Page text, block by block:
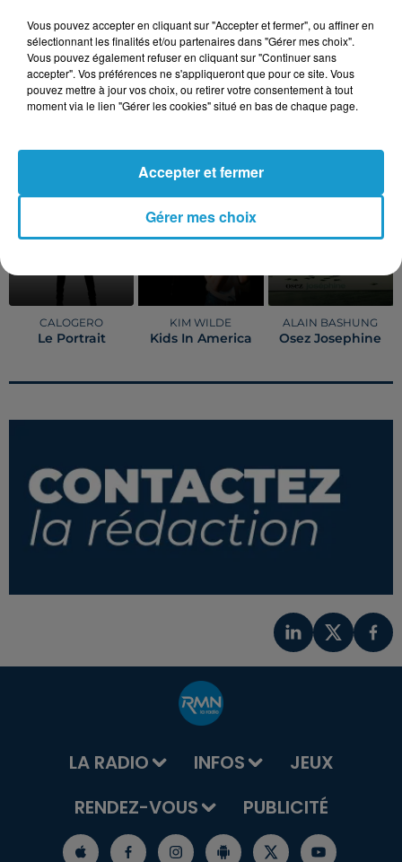
comprendre les raisons de cette attaque brutale.
Publié : 7 février 2025 à 18h43 par Dimitri COUTAND
CALOGERO
Le Portrait
KIM WILDE
Kids In America
ALAIN BASHUNG
Osez Josephine
LA RADIO INFOS
JEUX
RENDEZ-VOUS
PUBLICITÉ
Vous pouvez accepter en cliquant sur "Accepter et fermer", ou affiner en
sélectionnant les finalités et/ou partenaires dans "Gérer mes choix".
Vous pouvez également refuser en cliquant sur "Continuer sans
accepter". Vos préférences ne s'appliqueront que pour ce site. Vous
pouvez mettre à jour vos choix, ou retirer votre consentement à tout
moment via le lien "Gérer les cookies" situé en bas de chaque page.
Gérer mes choix
Accepter et fermer